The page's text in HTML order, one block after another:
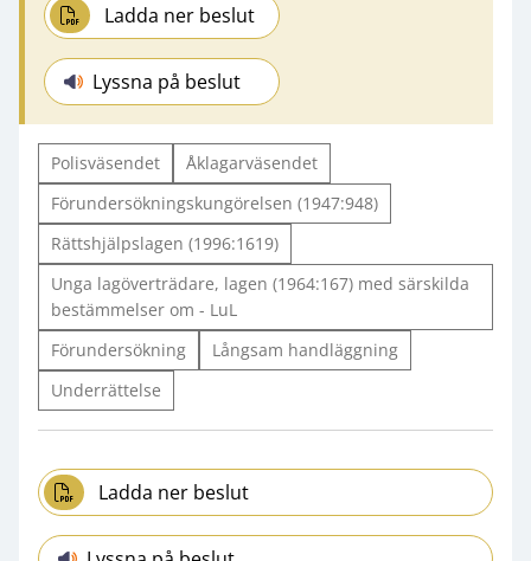
Ladda ner beslut
Lyssna på beslut
Polisväsendet
Åklagarväsendet
Förundersökningskungörelsen (1947:948)
Rättshjälpslagen (1996:1619)
Unga lagöverträdare, lagen (1964:167) med särskilda
bestämmelser om - LuL
Förundersökning
Långsam handläggning
Underrättelse
Ladda ner beslut